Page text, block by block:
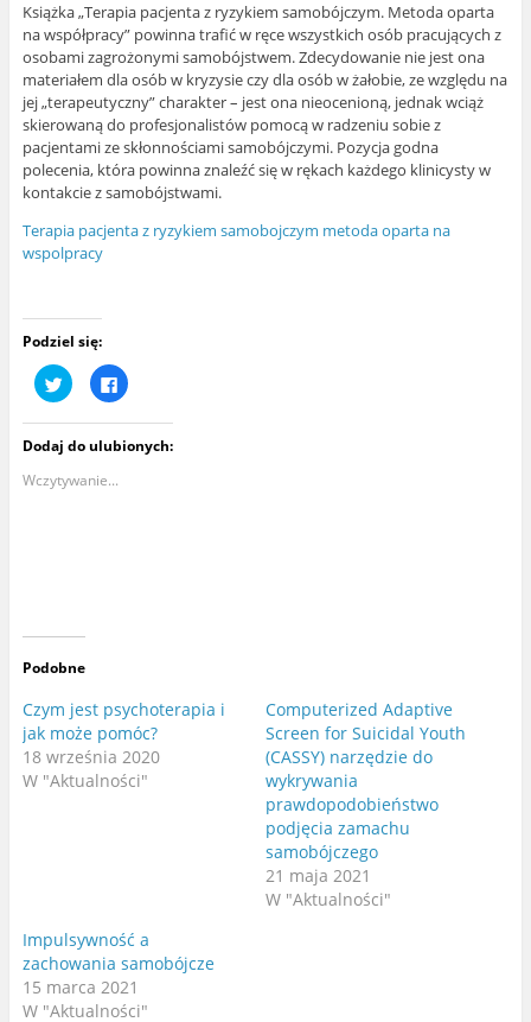
Książka „Terapia pacjenta z ryzykiem samobójczym. Metoda oparta
na współpracy” powinna trafić w ręce wszystkich osób pracujących z
osobami zagrożonymi samobójstwem. Zdecydowanie nie jest ona
materiałem dla osób w kryzysie czy dla osób w żałobie, ze względu na
jej „terapeutyczny” charakter – jest ona nieocenioną, jednak wciąż
skierowaną do profesjonalistów pomocą w radzeniu sobie z
pacjentami ze skłonnościami samobójczymi. Pozycja godna
polecenia, która powinna znaleźć się w rękach każdego klinicysty w
kontakcie z samobójstwami.
Terapia pacjenta z ryzykiem samobojczym metoda oparta na
wspolpracy
Podziel się:
U
d
s
ę
n
i
r
e
(
t
w
i
e
r
a
s
k
n
i
)
K
l
k
n
i
F
a
c
e
b
o
o
a
s
i
ę
w
n
Dodaj do ulubionych:
Wczytywanie...
Podobne
Czym jest psychoterapia i
jak może pomóc?
18 września 2020
W "Aktualności"
Computerized Adaptive
Screen for Suicidal Youth
(CASSY) narzędzie do
wykrywania
prawdopodobieństwo
podjęcia zamachu
samobójczego
21 maja 2021
W "Aktualności"
Impulsywność a
zachowania samobójcze
15 marca 2021
W "Aktualności"